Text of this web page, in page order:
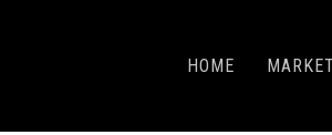
HOME MARKET